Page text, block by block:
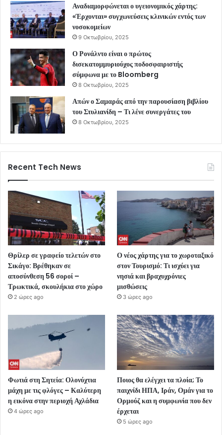
Αναδιαμορφώνεται ο υγειονομικός χάρτης:
«Έρχονται» συγχωνεύσεις κλινικών εντός των
νοσοκομείων
9 Οκτωβρίου, 2025
Ο Ρονάλντο είναι ο πρώτος
δισεκατομμυριούχος ποδοσφαιριστής
σύμφωνα με το Bloomberg
8 Οκτωβρίου, 2025
Απών ο Σαμαράς από την παρουσίαση βιβλίου
του Στυλιανίδη – Τι λένε συνεργάτες του
8 Οκτωβρίου, 2025
Recent Tech News
Θρίλερ σε γραφείο τελετών στο
Σικάγο: Βρέθηκαν σε
αποσύνθεση 56 σοροί –
Τρωκτικά, σκουλήκια στο χώρο
2 ώρες ago
Ο νέος χάρτης για το χωροταξικό
στον Τουρισμό: Τι ισχύει για
νησιά και βραχυχρόνιες
μισθώσεις
3 ώρες ago
Φωτιά στη Σητεία: Ολονύχτια
μάχη με τις φλόγες – Καλύτερη
η εικόνα στην περιοχή Αχλάδια
4 ώρες ago
Ποιος θα ελέγχει τα πλοία; Το
παιχνίδι ΗΠΑ, Ιράν, Ομάν για το
Ορμούζ και η συμφωνία που δεν
έρχεται
5 ώρες ago